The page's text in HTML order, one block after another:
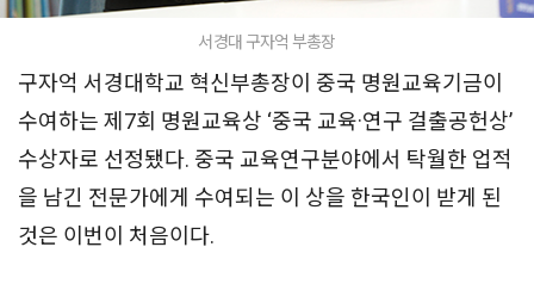
서경대 구자억 부총장
구자억 서경대학교 혁신부총장이 중국 명원교육기금이
수여하는 제7회 명원교육상 ‘중국 교육·연구 걸출공헌상’
수상자로 선정됐다. 중국 교육연구분야에서 탁월한 업적
을 남긴 전문가에게 수여되는 이 상을 한국인이 받게 된
것은 이번이 처음이다.